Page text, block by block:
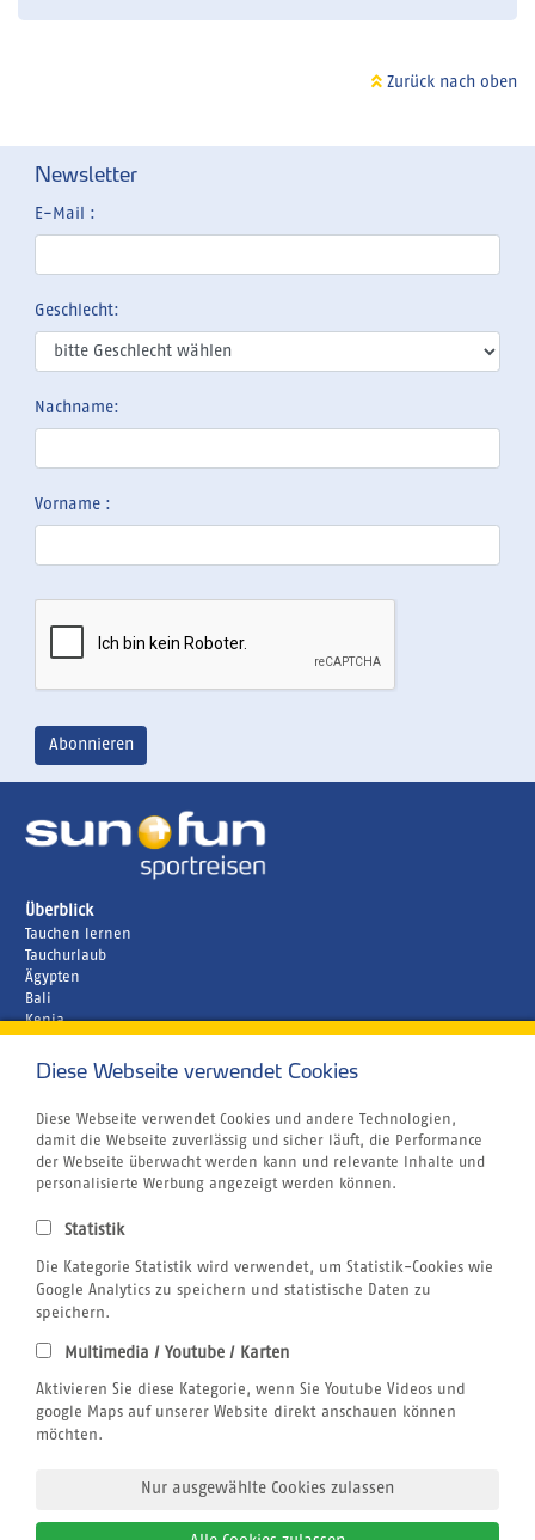
Zurück nach oben
Newsletter
E-Mail :
Geschlecht:
Nachname:
Vorname :
Überblick
Tauchen lernen
Tauchurlaub
Ägypten
Bali
Kenia
Unternehmen
Airline Blacklist
Centrum für Reisemedizin
Bildnachweis
Gutschein
Klimabewusst Reisen
Reiseversicherung
Windsurfen
Wingfoilen
Wingfoilen
Rechtliches
AGB
Datenschutz
Diese Webseite verwendet Cookies
Diese Webseite verwendet Cookies und andere Technologien,
damit die Webseite zuverlässig und sicher läuft, die Performance
der Webseite überwacht werden kann und relevante Inhalte und
personalisierte Werbung angezeigt werden können.
Statistik
Die Kategorie Statistik wird verwendet, um Statistik-Cookies wie
Google Analytics zu speichern und statistische Daten zu
speichern.
Multimedia / Youtube / Karten
Aktivieren Sie diese Kategorie, wenn Sie Youtube Videos und
google Maps auf unserer Website direkt anschauen können
möchten.
Nur ausgewählte Cookies zulassen